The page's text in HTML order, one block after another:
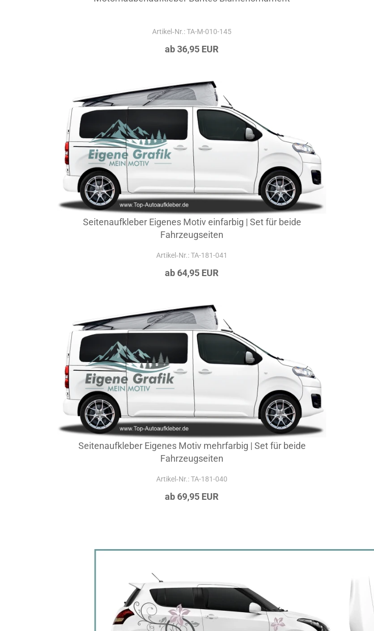
Artikel‑Nr.: TA-M-010-145
ab 36,95 EUR
Seitenaufkleber Eigenes Motiv einfarbig | Set für beide
Fahrzeugseiten
Artikel‑Nr.: TA-181-041
ab 64,95 EUR
Seitenaufkleber Eigenes Motiv mehrfarbig | Set für beide
Fahrzeugseiten
Artikel‑Nr.: TA-181-040
ab 69,95 EUR